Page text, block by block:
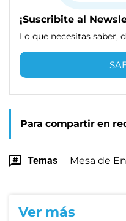
¡Suscribite al
Lo que necesitas saber,
Para compartir en
Temas Mesa de
Ver más